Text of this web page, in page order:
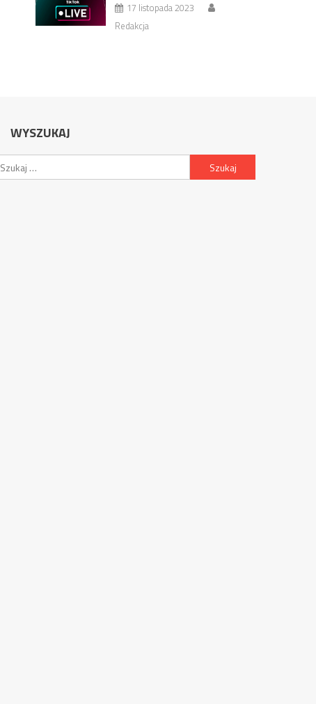
17 listopada 2023
Redakcja
WYSZUKAJ
Szukaj: